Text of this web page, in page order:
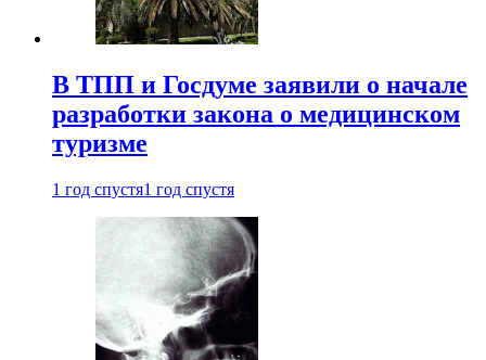
В ТПП и Госдуме заявили о начале
разработки закона о медицинском
туризме
1 год спустя1 год спустя